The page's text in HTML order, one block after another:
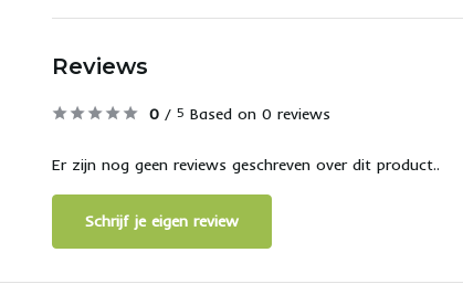
Reviews
0 / 5 Based on 0 reviews
Er zijn nog geen reviews geschreven over dit product..
Schrijf je eigen review